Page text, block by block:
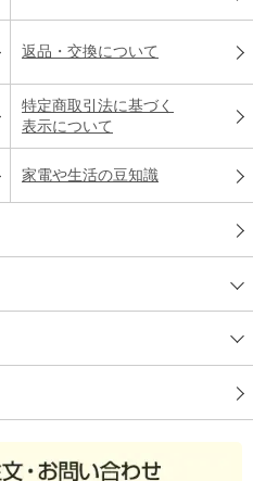
返品・交換について
特定商取引法に基づく
表示について
家電や生活の豆知識